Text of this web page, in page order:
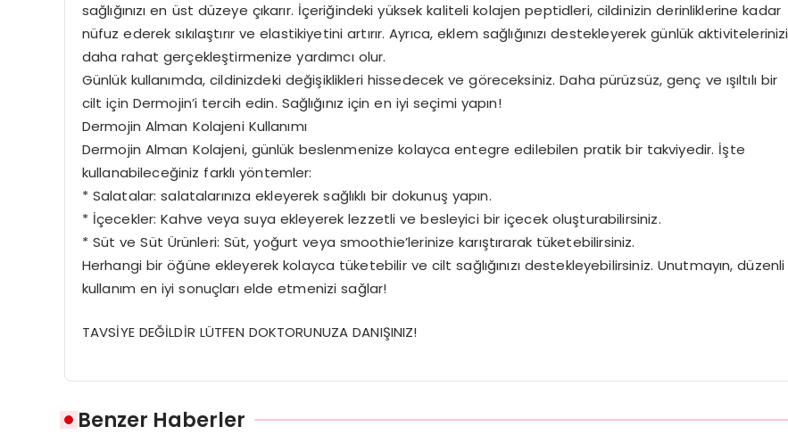
sağlığınızı en üst düzeye çıkarır. İçeriğindeki yüksek kaliteli kolajen peptidleri, cildinizin derinliklerine kadar
nüfuz ederek sıkılaştırır ve elastikiyetini artırır. Ayrıca, eklem sağlığınızı destekleyerek günlük aktivitelerinizi
daha rahat gerçekleştirmenize yardımcı olur.
Günlük kullanımda, cildinizdeki değişiklikleri hissedecek ve göreceksiniz. Daha pürüzsüz, genç ve ışıltılı bir
cilt için Dermojin’i tercih edin. Sağlığınız için en iyi seçimi yapın!
Dermojin Alman Kolajeni Kullanımı
Dermojin Alman Kolajeni, günlük beslenmenize kolayca entegre edilebilen pratik bir takviyedir. İşte
kullanabileceğiniz farklı yöntemler:
* Salatalar: salatalarınıza ekleyerek sağlıklı bir dokunuş yapın.
* İçecekler: Kahve veya suya ekleyerek lezzetli ve besleyici bir içecek oluşturabilirsiniz.
* Süt ve Süt Ürünleri: Süt, yoğurt veya smoothie’lerinize karıştırarak tüketebilirsiniz.
Herhangi bir öğüne ekleyerek kolayca tüketebilir ve cilt sağlığınızı destekleyebilirsiniz. Unutmayın, düzenli
kullanım en iyi sonuçları elde etmenizi sağlar!
TAVSİYE DEĞİLDİR LÜTFEN DOKTORUNUZA DANIŞINIZ!
Benzer Haberler